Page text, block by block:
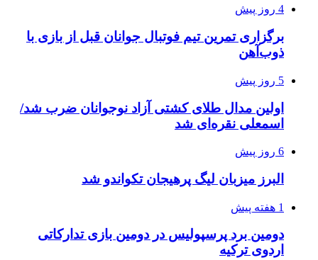
4 روز پیش
برگزاری تمرین تیم فوتبال جوانان قبل از بازی با
ذوب‌آهن
5 روز پیش
اولین مدال طلای کشتی آزاد نوجوانان ضرب شد/
اسمعلی نقره‌ای شد
6 روز پیش
البرز میزبان لیگ پرهیجان تکواندو شد
1 هفته پیش
دومین برد پرسپولیس در دومین بازی تدارکاتی
اردوی ترکیه